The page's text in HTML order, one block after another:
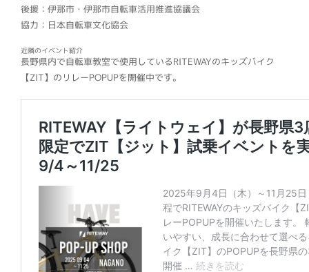
後援：伊那市・伊那市自転車活用推進協議会
協力：日本自転車文化協会
近隣のイベント紹介
長野県内で自転車教室で使用しているRITEWAYのキッズバイク
【ZIT】のリレーPOPUPを開催中です。